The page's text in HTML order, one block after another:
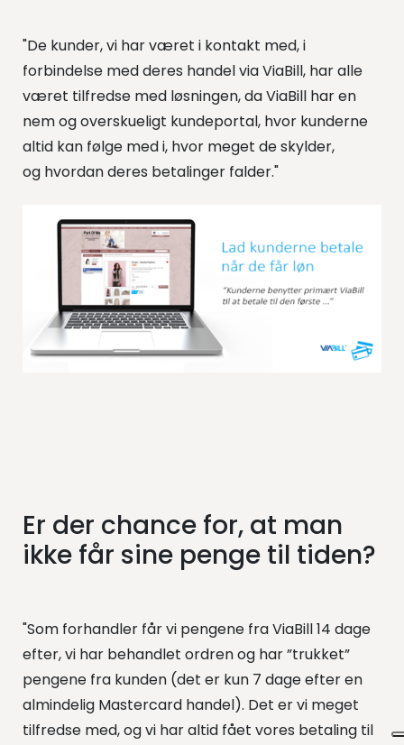
"De kunder, vi har været i kontakt med, i
forbindelse med deres handel via ViaBill, har alle
været tilfredse med løsningen, da ViaBill har en
nem og overskueligt kundeportal, hvor kunderne
altid kan følge med i, hvor meget de skylder,
og hvordan deres betalinger falder."
Er der chance for, at man
ikke får sine penge til tiden?
"Som forhandler får vi pengene fra ViaBill 14 dage
efter, vi har behandlet ordren og har ”trukket”
pengene fra kunden (det er kun 7 dage efter en
almindelig Mastercard handel). Det er vi meget
tilfredse med, og vi har altid fået vores betaling til